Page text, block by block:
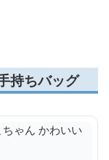
持ちバッグ